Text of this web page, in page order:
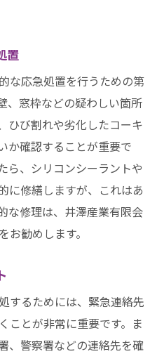
置
な応急処置を行うための第
、窓枠などの疑わしい箇所
ひび割れや劣化したコーキ
か確認することが重要で
ら、シリコンシーラントや
に修繕しますが、これはあ
な修理は、井澤産業有限会
勧めします。
するためには、緊急連絡先
ことが非常に重要です。ま
、警察署などの連絡先を確